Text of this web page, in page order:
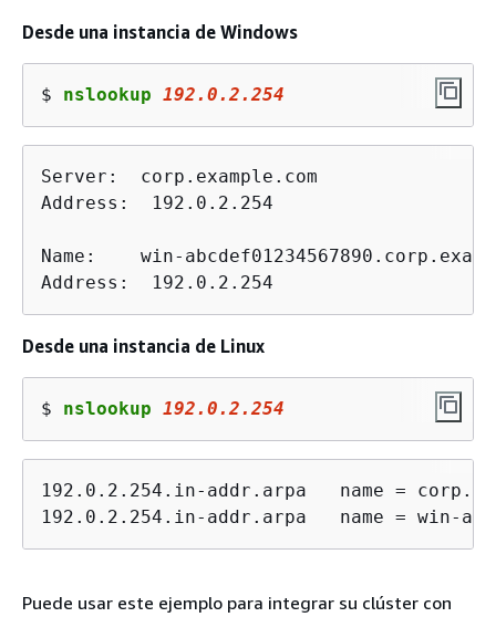
Desde una instancia de Windows
$ nslookup 192.0.2.254
Server:  corp.example.com
Address:  192.0.2.254
Name:    win-
Address:  192.0.2.254
Desde una instancia de Linux
$ nslookup 192.0.2.254
192.0.2.254.in-addr.arpa   name =
192.0.2.254.in-addr.arpa   name = win-
Puede usar este ejemplo para integrar su clúster con